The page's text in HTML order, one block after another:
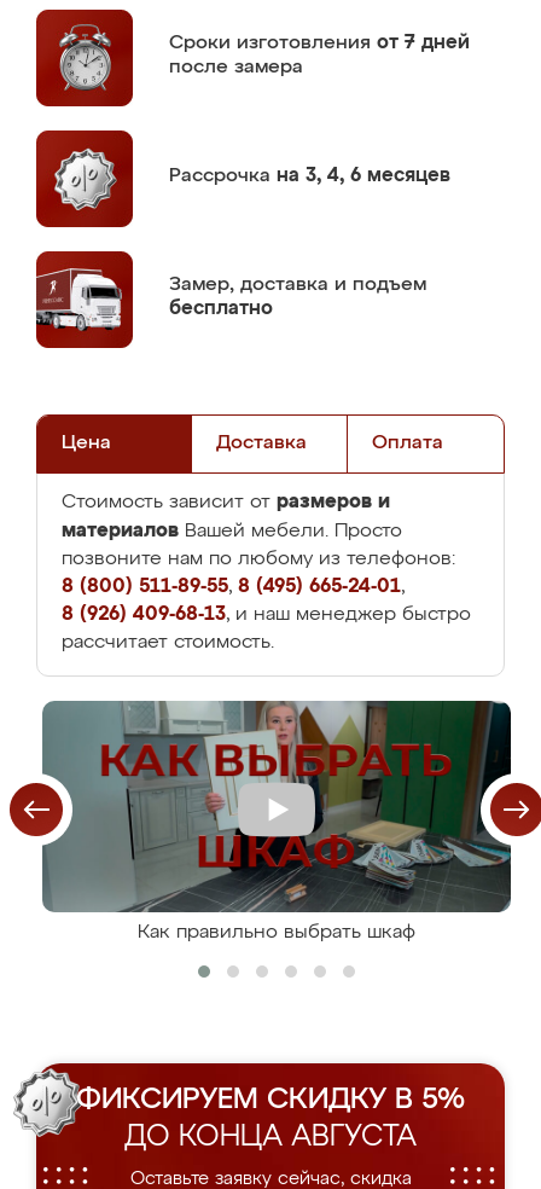
Сроки изготовления от 7 дней
после замера
Рассрочка на 3, 4, 6 месяцев
Замер, доставка и подъем
бесплатно
Цена Доставка Оплата
Стоимость зависит от размеров и
материалов Вашей мебели. Просто
позвоните нам по любому из телефонов:
8 (800) 511-89-55, 8 (495) 665-24-01,
8 (926) 409-68-13, и наш менеджер быстро
рассчитает стоимость.
Как правильно выбрать шкаф
ФИКСИРУЕМ СКИДКУ В 5%
ДО КОНЦА АВГУСТА
Оставьте заявку сейчас, скидка